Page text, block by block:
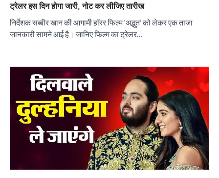
ट्रेलर इस दिन होगा जारी, नोट कर लीजिए तारीख
निर्देशक सब्बीर खान की आगामी हॉरर फिल्म ‘अद्भुत’ को लेकर एक ताजा
जानकारी सामने आई है। जानिए फिल्म का ट्रेलर…